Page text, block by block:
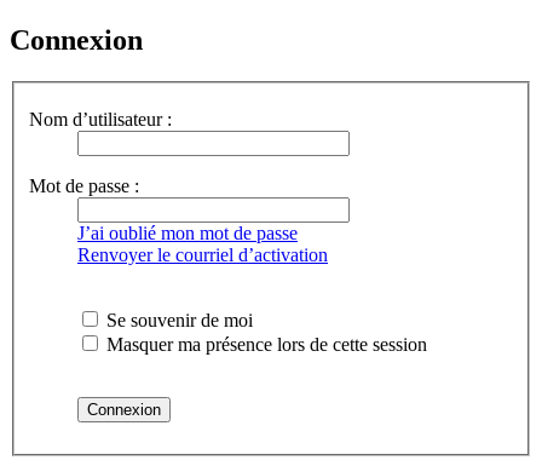
Connexion
Nom d’utilisateur :
Mot de passe :
J’ai oublié mon mot de passe
Renvoyer le courriel d’activation
Se souvenir de moi
Masquer ma présence lors de cette session